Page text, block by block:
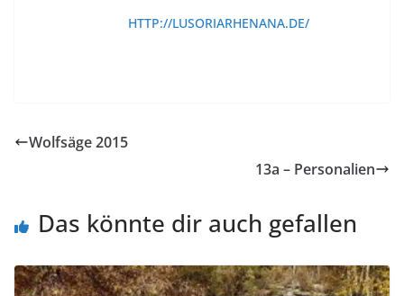
HTTP://LUSORIARHENANA.DE/
Wolfsäge 2015
13a – Personalien
Das könnte dir auch gefallen